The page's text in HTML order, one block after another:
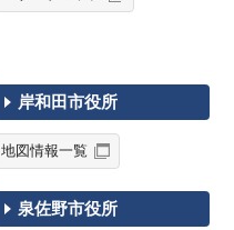
岸和田市役所
地図情報一覧
泉佐野市役所